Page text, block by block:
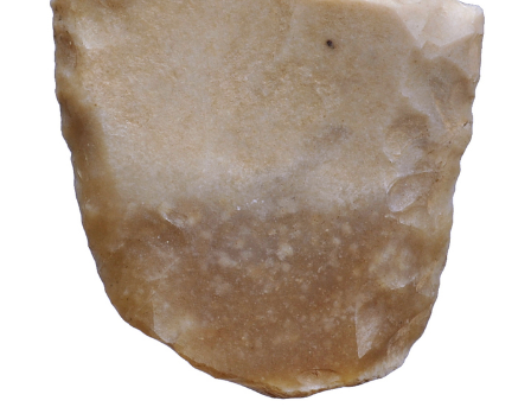
Salles du Musée
Préhistoire
Culture ibérique
Monde Romain et Wisigoths
Histoire d l'argent
Éducation
Profils du public
Explorez devant le Musée